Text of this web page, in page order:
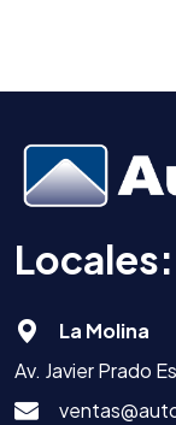
Locales:
La Molina
Av. Javier Prado